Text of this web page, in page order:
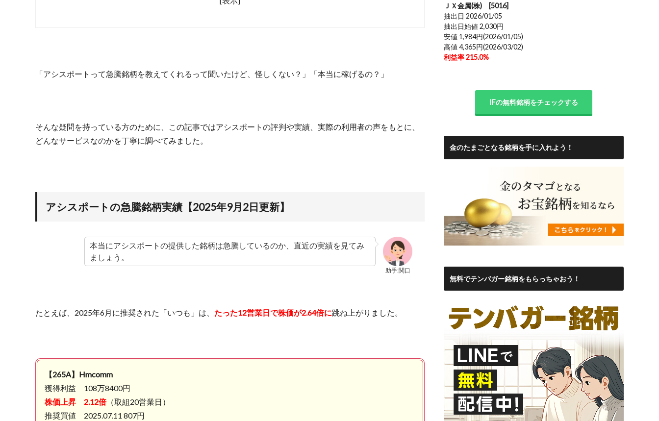
「アシスポートって急騰銘柄を教えてくれるって聞いたけど、怪しくない？」「本当に稼げるの？」
そんな疑問を持っている方のために、この記事ではアシスポートの評判や実績、実際の利用者の声をもとに、
どんなサービスなのかを丁寧に調べてみました。
アシスポートの急騰銘柄実績【2025年9月2日更新】
助手:関口
本当にアシスポートの提供した銘柄は急騰しているのか、直近の実績を見てみ
ましょう。
たとえば、2025年6月に推奨された「いつも」は、 たった12営業日で株価が2.64倍に跳ね上がりました。
【265A】Hmcomm
獲得利益 108万8400円
株価上昇 2.12倍（取組20営業日）
推奨買値 2025.07.11 807円
ＪＸ金属(株) [5016]
抽出日 2026/01/05
抽出日始値 2,030円
安値 1,984円(2026/01/05)
高値 4,365円(2026/03/02)
利益率 215.0%
IFの無料銘柄をチェックする
金のたまごとなる銘柄を手に入れよう！
無料でテンバガー銘柄をもらっちゃおう！